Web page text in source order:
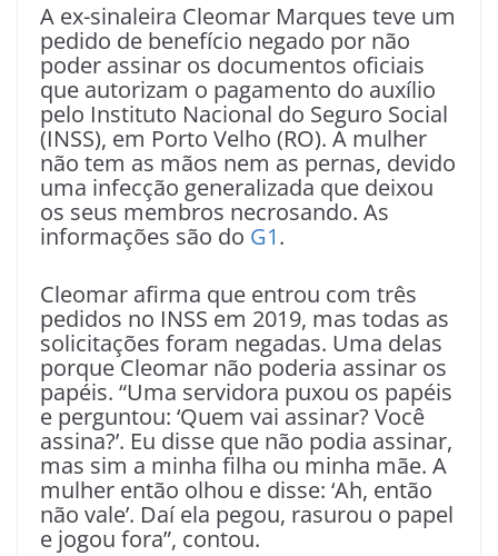
A ex-sinaleira Cleomar Marques teve um
pedido de benefício negado por não
poder assinar os documentos oficiais
que autorizam o pagamento do auxílio
pelo Instituto Nacional do Seguro Social
(INSS), em Porto Velho (RO). A mulher
não tem as mãos nem as pernas, devido
uma infecção generalizada que deixou
os seus membros necrosando. As
informações são do G1.
Cleomar afirma que entrou com três
pedidos no INSS em 2019, mas todas as
solicitações foram negadas. Uma delas
porque Cleomar não poderia assinar os
papéis. “Uma servidora puxou os papéis
e perguntou: ‘Quem vai assinar? Você
assina?’. Eu disse que não podia assinar,
mas sim a minha filha ou minha mãe. A
mulher então olhou e disse: ‘Ah, então
não vale’. Daí ela pegou, rasurou o papel
e jogou fora”, contou.